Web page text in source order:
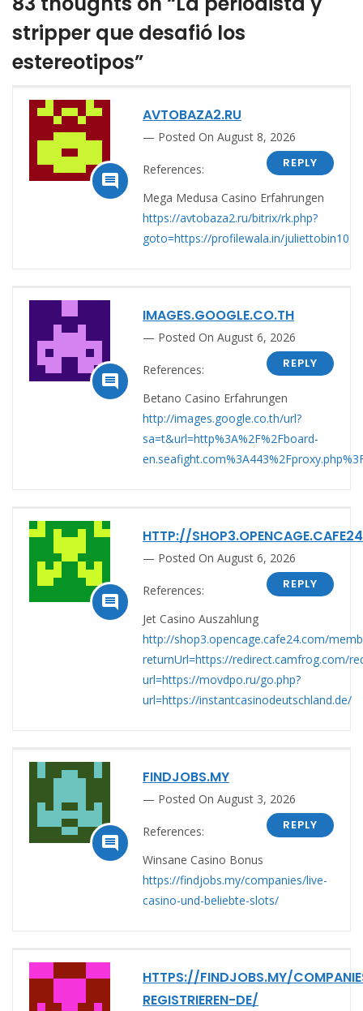
stripper que desafió los
estereotipos”

AVTOBAZA2.RU
Posted On August 8, 2026
REPLY
References:
Mega Medusa Casino Erfahrungen
https://avtobaza2.ru/bitrix/rk.php?
goto=https://profilewala.in/juliettobin10

IMAGES.GOOGLE.CO.TH
Posted On August 6, 2026
REPLY
References:
Betano Casino Erfahrungen
http://images.google.co.th/url?
sa=t&url=http%3A%2F%2Fboard-

HTTP://
Posted On August 6, 2026
REPLY
References:
Jet Casino Auszahlung
http://shop3.opencage.cafe24.com/
returnUrl=https://redirect.camfrog.com/
url=https://movdpo.ru/go.php?
url=https://instantcasinodeutschland.de/

FINDJOBS.MY
Posted On August 3, 2026
REPLY
References:
Winsane Casino Bonus
https://findjobs.my/companies/live-
casino-und-beliebte-slots/
HTTPS://FINDJOBS.MY/
REGISTRIEREN-DE/